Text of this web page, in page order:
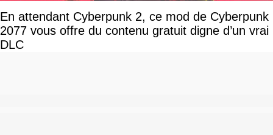
En attendant Cyberpunk 2, ce mod de Cyberpunk
2077 vous offre du contenu gratuit digne d’un vrai
DLC